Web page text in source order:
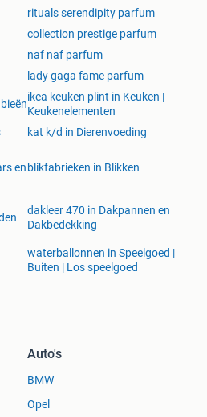
rituals serendipity parfum
collection prestige parfum
naf naf parfum
lady gaga fame parfum
ikea keuken plint in Keuken |
Keukenelementen
kat k/d in Dierenvoeding
en blikfabrieken in Blikken
dakleer 470 in Dakpannen en
Dakbedekking
waterballonnen in Speelgoed |
Buiten | Los speelgoed
Auto's
BMW
Opel